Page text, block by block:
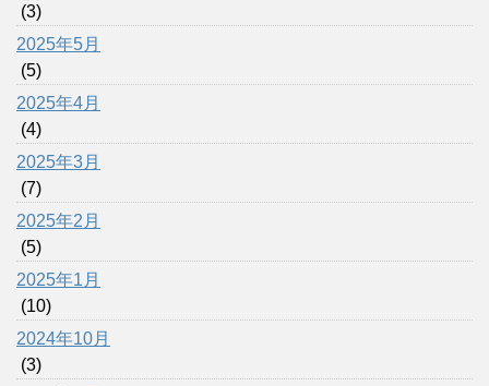
(3)
2025年5月
(5)
2025年4月
(4)
2025年3月
(7)
2025年2月
(5)
2025年1月
(10)
2024年10月
(3)